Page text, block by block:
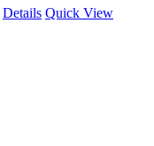
Details Quick View